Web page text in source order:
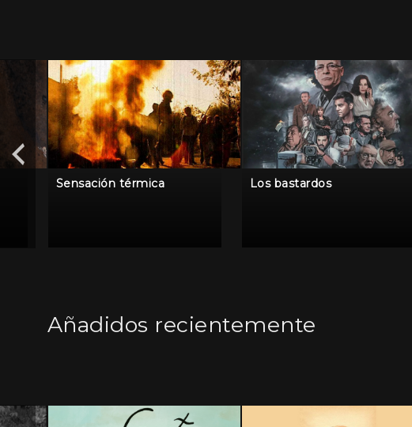
Sensación térmica Los bastardos
Añadidos recientemente